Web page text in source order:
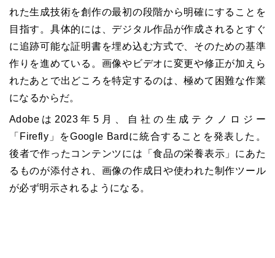
れた生成技術を創作の最初の段階から明確にすることを
目指す。具体的には、デジタル作品が作成されるとすぐ
に追跡可能な証明書を埋め込む方式で、そのための基準
作りを進めている。画像やビデオに変更や修正が加えら
れたあとで出どころを特定するのは、極めて困難な作業
になるからだ。
Adobeは2023年5月、自社の生成テクノロジー
「Firefly」をGoogle Bardに統合することを発表した。
後者で作ったコンテンツには「食品の栄養表示」にあた
るものが添付され、画像の作成日や使われた制作ツール
が必ず明示されるようになる。